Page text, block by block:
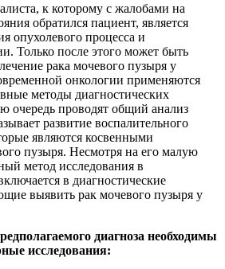
к которому с жалобами на
обратился пациент, является
опухолевого процесса и
Только после этого может быть
рака мочевого пузыря у
онкологии применяются
методы диагностических
очередь проводят общий анализ
развитие воспалительного
являются косвенными
пузыря. Несмотря на его малую
метод исследования в
в диагностические
выявить рак мочевого пузыря у
диагноза необходимы
исследования: